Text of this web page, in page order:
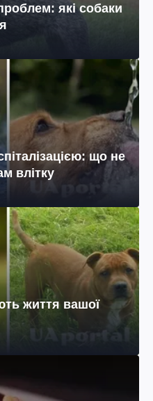
які собаки
що не
влітку
життя вашої